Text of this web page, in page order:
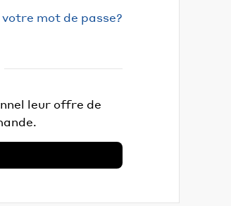
mot de passe?
leur offre de